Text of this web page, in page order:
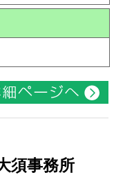
須事務所